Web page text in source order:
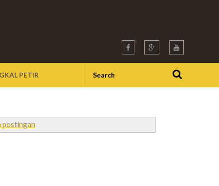
PETIR
postingan